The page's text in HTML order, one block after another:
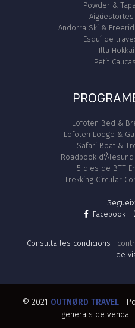
Powder &
Aigüestortes
Andorra Ski &
Esquí de
Illa
Petit Caucas
Lofoten Bed &
Lofoten Lodge &
Safari Boat &
Roadbook
5 dies de BTT
Trekking Circular
Facebook
Consulta les condicions i
de
© 2021 OUTNØRD TRAVEL|
generals de venda|